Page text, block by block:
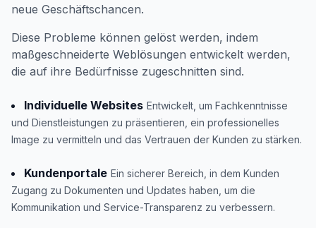
neue Geschäftschancen.
Diese Probleme können gelöst werden, indem
maßgeschneiderte Weblösungen entwickelt werden,
die auf ihre Bedürfnisse zugeschnitten sind.
Individuelle Websites Entwickelt, um Fachkenntnisse
und Dienstleistungen zu präsentieren, ein professionelles
Image zu vermitteln und das Vertrauen der Kunden zu stärken.
Kundenportale Ein sicherer Bereich, in dem Kunden
Zugang zu Dokumenten und Updates haben, um die
Kommunikation und Service-Transparenz zu verbessern.